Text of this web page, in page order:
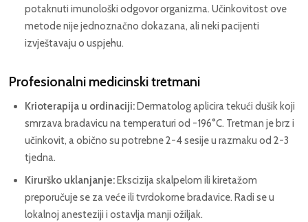
potaknuti imunološki odgovor organizma. Učinkovitost ove
metode nije jednoznačno dokazana, ali neki pacijenti
izvještavaju o uspjehu.
Profesionalni medicinski tretmani
Krioterapija u ordinaciji: Dermatolog aplicira tekući dušik koji
smrzava bradavicu na temperaturi od -196°C. Tretman je brz i
učinkovit, a obično su potrebne 2-4 sesije u razmaku od 2-3
tjedna.
Kirurško uklanjanje: Ekscizija skalpelom ili kiretažom
preporučuje se za veće ili tvrdokorne bradavice. Radi se u
lokalnoj anesteziji i ostavlja manji ožiljak.